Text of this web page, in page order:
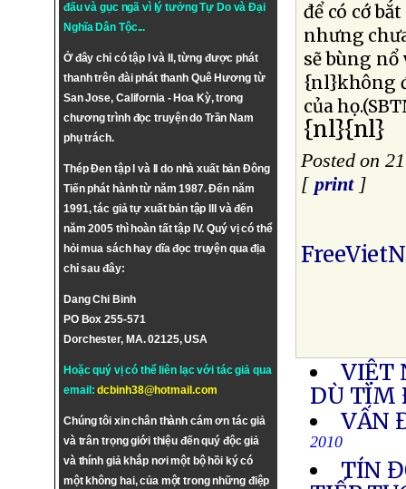
đấu và gục ngã vì lý tưởngTự DovàĐại
Nghĩa Dân Tộc...
Ở đây chỉ có tập I và II, từng được phát
thanh trên đài phát thanh Quê Hương từ
San Jose, California - Hoa Kỳ, trong
chương trình đọc truyện do Trần Nam
phụ trách.
Thép Đen tập I và II do nhà xuất bản Đông
Tiến phát hành từ năm 1987. Đến năm
1991, tác giả tự xuất bản tập III và đến
năm 2005 thì hoàn tất tập IV. Quý vị có thể
hỏi mua sách hay dĩa đọc truyện qua địa
chỉ sau đây:
Dang Chi Binh
PO Box 255-571
Dorchester, MA. 02125, USA
Hoặc quý vị có thể liên lạc với tác giả qua
email:dcbinh38@hotmail.com
Chúng tôi xin chân thành cám ơn tác giả
và trân trọng giới thiệu đến quý độc giả
và thính giả khắp nơi một bộ hồi ký có
một không hai, của một trong những điệp
để có cớ
nhưng
sẽ bùng
{nl}không
của
{nl}{nl}
Posted on
[ print]
VIỆT
DÙ TÌM
VẤN
2010
TÍN